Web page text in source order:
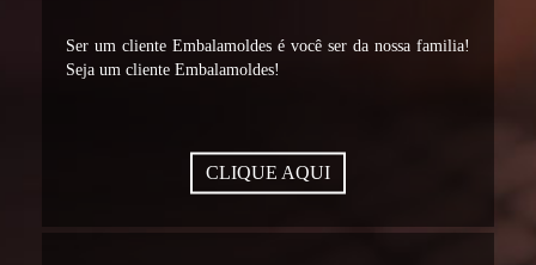
Ser um cliente Embalamoldes é você ser da nossa familia!
Seja um cliente Embalamoldes!
CLIQUE AQUI